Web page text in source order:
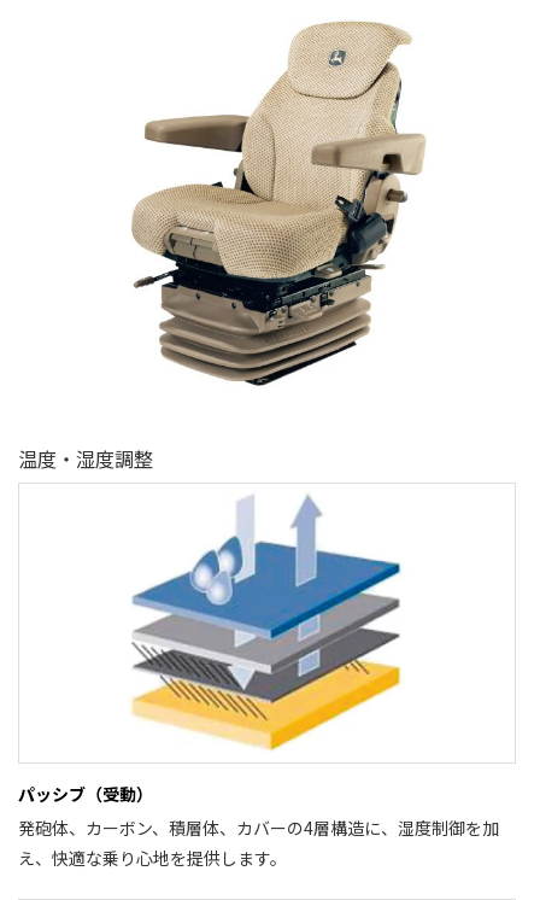
温度・湿度調整
パッシブ（受動）
発砲体、カーボン、積層体、カバーの4層構造に、湿度制御を加
え、快適な乗り心地を提供します。